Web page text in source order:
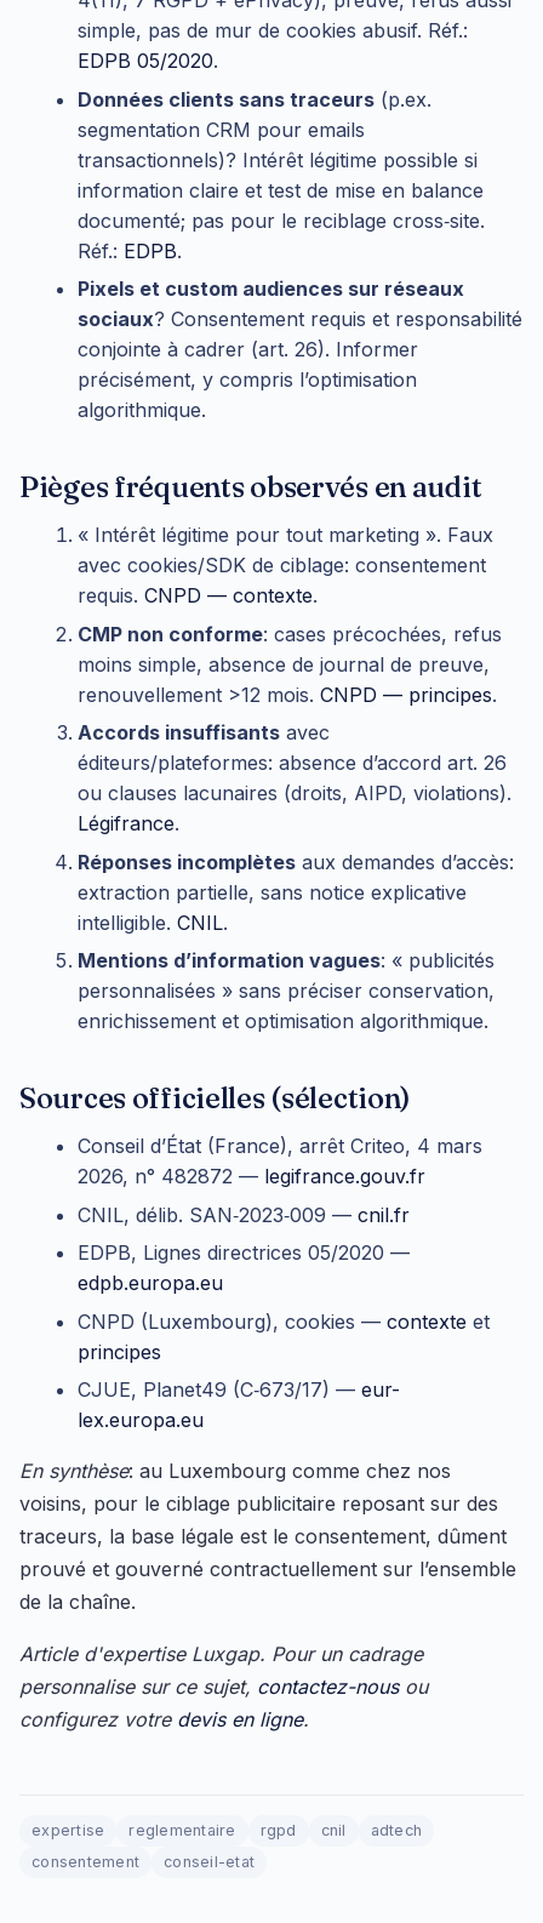
simple, pas de mur de cookies abusif. Réf.:
EDPB 05/2020.
Données clients sans traceurs (p.ex.
segmentation CRM pour emails
transactionnels)? Intérêt légitime possible si
information claire et test de mise en balance
documenté; pas pour le reciblage cross‑site.
Réf.: EDPB.
Pixels et custom audiences sur réseaux
sociaux? Consentement requis et responsabilité
conjointe à cadrer (art. 26). Informer
précisément, y compris l’optimisation
algorithmique.
Pièges fréquents observés en audit
« Intérêt légitime pour tout marketing ». Faux
avec cookies/SDK de ciblage: consentement
requis. CNPD — contexte.
CMP non conforme: cases précochées, refus
moins simple, absence de journal de preuve,
renouvellement >12 mois. CNPD — principes.
Accords insuffisants avec
éditeurs/plateformes: absence d’accord art. 26
ou clauses lacunaires (droits, AIPD, violations).
Légifrance.
Réponses incomplètes aux demandes d’accès:
extraction partielle, sans notice explicative
intelligible. CNIL.
Mentions d’information vagues: « publicités
personnalisées » sans préciser conservation,
enrichissement et optimisation algorithmique.
Sources officielles (sélection)
Conseil d’État (France), arrêt Criteo, 4 mars
2026, n° 482872 — legifrance.gouv.fr
CNIL, délib. SAN‑2023‑009 — cnil.fr
EDPB, Lignes directrices 05/2020 —
edpb.europa.eu
CNPD (Luxembourg), cookies — contexte et
principes
CJUE, Planet49 (C‑673/17) — eur-
lex.europa.eu
En synthèse: au Luxembourg comme chez nos
voisins, pour le ciblage publicitaire reposant sur des
traceurs, la base légale est le consentement, dûment
prouvé et gouverné contractuellement sur l’ensemble
de la chaîne.
Article d'expertise Luxgap. Pour un cadrage
personnalise sur ce sujet, contactez-nousou
configurez votre devis en ligne.
expertise reglementaire rgpd cnil
adtech
consentement
conseil-etat